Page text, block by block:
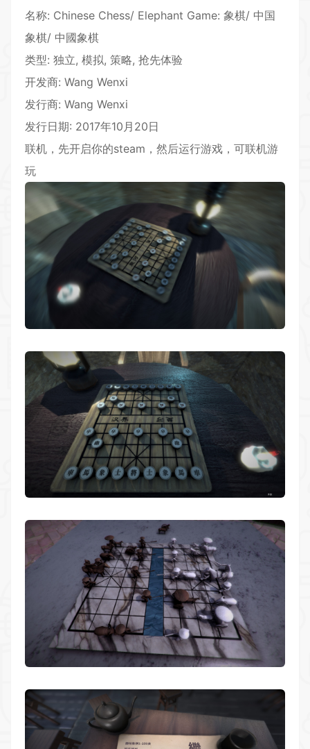
名称: Chinese Chess/ Elephant Game: 象棋/ 中国
象棋/ 中國象棋
类型: 独立, 模拟, 策略, 抢先体验
开发商: Wang Wenxi
发行商: Wang Wenxi
发行日期: 2017年10月20日
联机，先开启你的steam，然后运行游戏，可联机游
玩